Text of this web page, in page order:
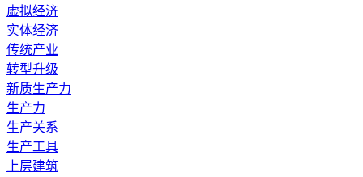
虚拟经济
实体经济
传统产业
转型升级
新质生产力
生产力
生产关系
生产工具
上层建筑